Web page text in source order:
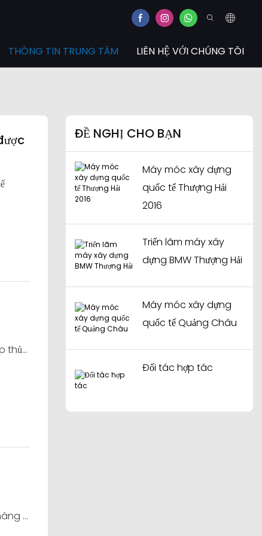
THÔNG TIN TRUNG TÂM LIÊN HỆ VỚI CHÚNG TÔI
thủy
8
ĐỀ NGHỊ CHO BẠN
Máy móc xây dựng
quốc tế Thượng Hải
2016
Triển lãm máy xây
dựng BMW Thượng Hải
Máy móc xây dựng
quốc tế Quảng Châu
Đối tác hợp tác